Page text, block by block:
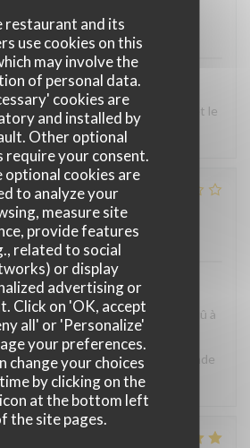
restaurant and its
use cookies on this
may involve the
of personal data.
cookies are
and installed by
Other optional
require your consent.
optional cookies are
to analyze your
measure site
provide features
related to social
or display
advertising or
Click on 'OK, accept
all' or 'Personalize'
your preferences.
change your choices
by clicking on the
at the bottom left
the site pages.
: 4/5 Food: 5 /5 Value:
café pour un brunch entre
été déçues : le menu est copieux et le
6
:4/5 Food: 1/5 Value:1/5
la soirée j’ai fait une violente
un lavement. C’est sûrement dû à
avaient un goût légèrement avarié,
un coup de chaud. Je ne recommande
pense qu’il peut s’améliorer.